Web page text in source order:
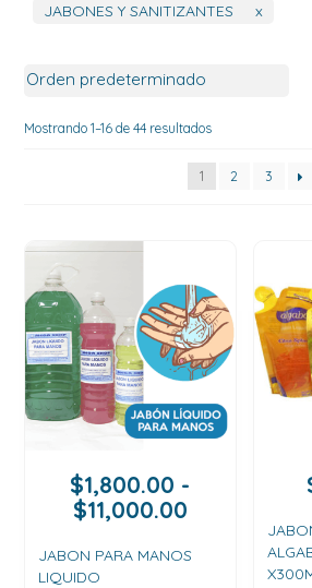
JABONES Y SANITIZANTES x
Mostrando 1–16 de 44 resultados
1 2 3
$1,800.00 -
$11,000.00Rango
precios:
JABON PARA MANOS
LIQUIDO